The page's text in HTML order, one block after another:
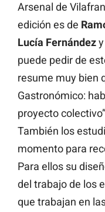
Arsenal de
edición es de
Lucía Fernández
puede pedir de
resume muy bien
Gastronómico:
proyecto
También los
momento para
Para ellos su
del trabajo de los
que trabajan en